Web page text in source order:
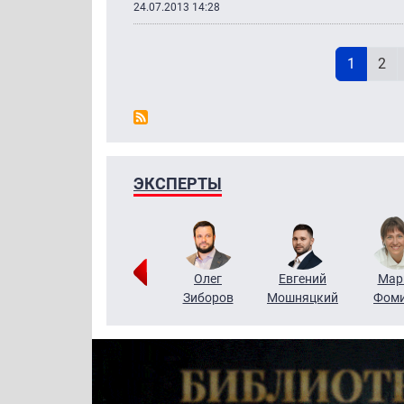
24.07.2013 14:28
1 2
ЭКСПЕРТЫ
Григорий
Олег
Зиборов
Евгений
Мошняцкий